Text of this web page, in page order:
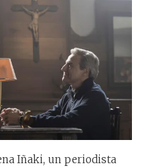
Iñaki, un periodista